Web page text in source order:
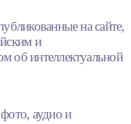
на сайте,
и
об интеллектуальной
аудио и